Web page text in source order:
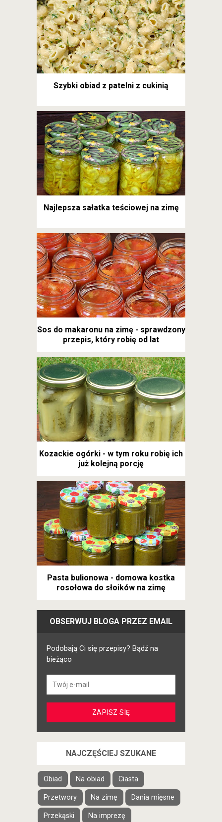
Szybki obiad z patelni z cukinią
Najlepsza sałatka teściowej na zimę
Sos do makaronu na zimę - sprawdzony
przepis, który robię od lat
Kozackie ogórki - w tym roku robię ich
już kolejną porcję
Pasta bulionowa - domowa kostka
rosołowa do słoików na zimę
OBSERWUJ BLOGA PRZEZ EMAIL
Podobają Ci się przepisy? Bądź na
bieżąco
NAJCZĘŚCIEJ SZUKANE
Obiad Na obiad Ciasta
Przetwory Na zimę Dania mięsne
Przekąski Na imprezę